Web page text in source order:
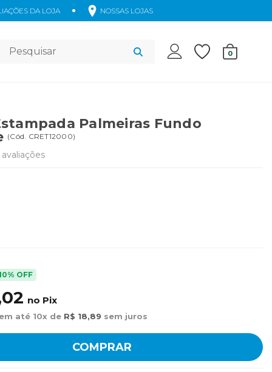
DA LOJA NOSSAS LOJAS
Acessórios 0
Palmeiras Fundo
(Cód. CRET12000)
avaliações
OFF
no Pix
até 10x de R$ 18,89 sem juros
COMPRAR